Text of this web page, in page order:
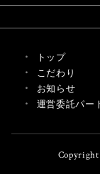
トップ
こだわり
お知らせ
運営委託パー